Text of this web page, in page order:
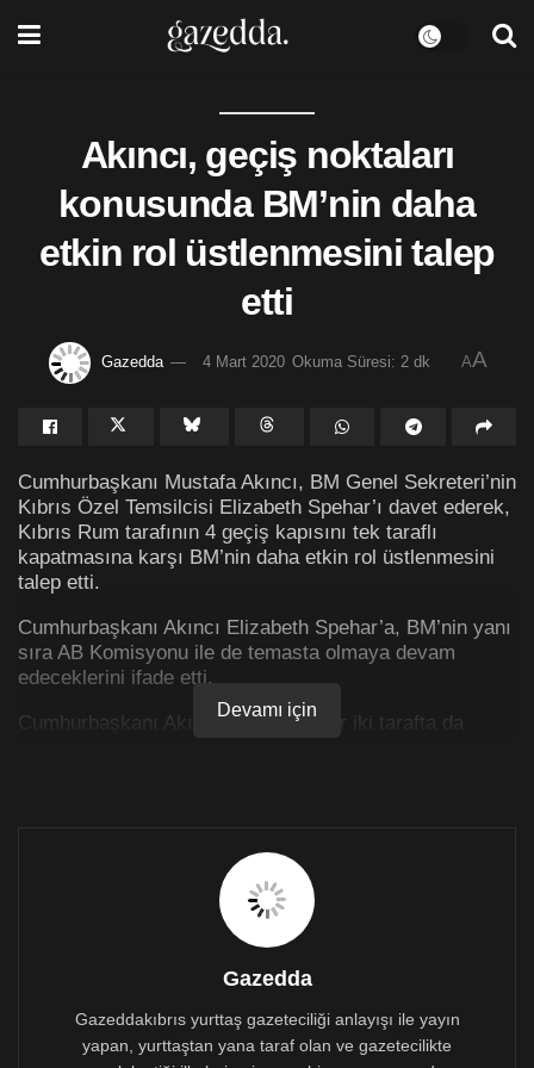
Akıncı, geçiş noktaları
konusunda BM’nin daha
etkin rol üstlenmesini talep
etti
Gazedda 4 Mart 2020 Okuma Süresi: 2 dk AA
Cumhurbaşkanı Mustafa Akıncı, BM Genel Sekreteri’nin
Kıbrıs Özel Temsilcisi Elizabeth Spehar’ı davet ederek,
Kıbrıs Rum tarafının 4 geçiş kapısını tek taraflı
kapatmasına karşı BM’nin daha etkin rol üstlenmesini
talep etti.
Cumhurbaşkanı Akıncı Elizabeth Spehar’a, BM’nin yanı
sıra AB Komisyonu ile de temasta olmaya devam
edeceklerini ifade etti.
Cumhurbaşkanı Akıncı, Spehar’a her iki tarafta da
Rum lider Anastasiadis ile bugün yaptığı telefon
görüşmesinden, tek yanlı kararın Pazartesi günü
gözden geçirileceğini anladığını ifade eden
Cumhurbaşkanı, Spehar’a, Corona virüsü gündemiyle 3
kez toplanan İki Toplumlu Sağlık Teknik Komitesi’nin de
kapıların kapatılmasını gerekli kılacak bir durumun
bulunmadığı görüşünde olduğunu anımsattı.
Devamı için
Gazedda
Gazeddakıbrıs yurttaş gazeteciliği anlayışı ile yayın
yapan, yurttaştan yana taraf olan ve gazetecilikte